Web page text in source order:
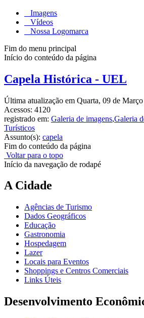
Imagens
Vídeos
Nossa Logomarca
Fim do menu principal
Início do conteúdo da página
Capela Histórica - UEL
Última atualização em Quarta, 09 de
Acessos: 4120
registrado em: Galeria de imagens,Galeria
Turísticos
Assunto(s): capela
Fim do conteúdo da página
Voltar para o topo
Início da navegação de rodapé
A Cidade
Agências de Turismo
Dados Geográficos
Educação
Gastronomia
Hospedagem
Lazer
Locais para Eventos
Shoppings e Centros Comerciais
Links Úteis
Desenvolvimento